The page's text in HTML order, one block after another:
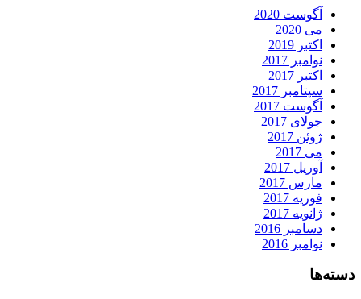
آگوست 2020
می 2020
اکتبر 2019
نوامبر 2017
اکتبر 2017
سپتامبر 2017
آگوست 2017
جولای 2017
ژوئن 2017
می 2017
آوریل 2017
مارس 2017
فوریه 2017
ژانویه 2017
دسامبر 2016
نوامبر 2016
دسته‌ها